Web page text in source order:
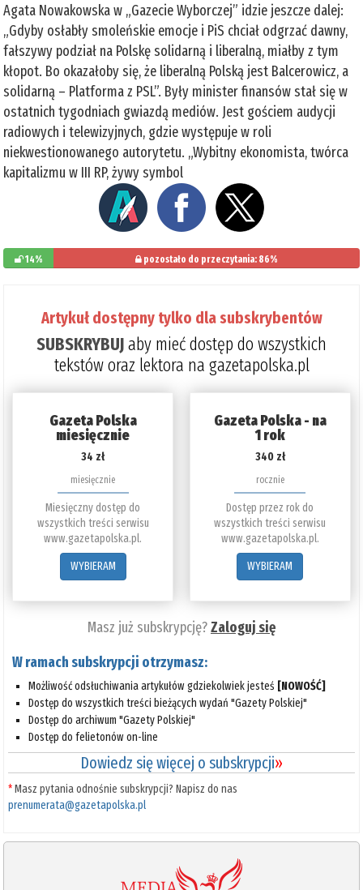
Agata Nowakowska w „Gazecie Wyborczej” idzie jeszcze dalej:
„Gdyby osłabły smoleńskie emocje i PiS chciał odgrzać dawny,
fałszywy podział na Polskę solidarną i liberalną, miałby z tym
kłopot. Bo okazałoby się, że liberalną Polską jest Balcerowicz, a
solidarną – Platforma z PSL”. Były minister finansów stał się w
ostatnich tygodniach gwiazdą mediów. Jest gościem audycji
radiowych i telewizyjnych, gdzie występuje w roli
niekwestionowanego autorytetu. „Wybitny ekonomista, twórca
kapitalizmu w III RP, żywy symbol
14% pozostało do przeczytania: 86%
Artykuł dostępny tylko dla subskrybentów
SUBSKRYBUJaby mieć dostęp do wszystkich
tekstów oraz lektora na gazetapolska.pl
Gazeta Polska
miesięcznie
34 zł
miesięcznie
Miesięczny dostęp do
wszystkich treści serwisu
www.gazetapolska.pl.
WYBIERAM
Gazeta Polska - na
1 rok
340 zł
rocznie
Dostęp przez rok do
wszystkich treści serwisu
www.gazetapolska.pl.
WYBIERAM
Masz już subskrypcję?Zaloguj się
W ramach subskrypcji otrzymasz:
Możliwość odsłuchiwania artykułów gdziekolwiek jesteś [NOWOŚĆ]
Dostęp do wszystkich treści bieżących wydań "Gazety Polskiej"
Dostęp do archiwum "Gazety Polskiej"
Dostęp do felietonów on-line
Dowiedz się więcej o subskrypcji»
*Masz pytania odnośnie subskrypcji? Napisz do nas
prenumerata@gazetapolska.pl